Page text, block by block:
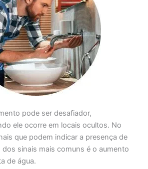
pode ser desafiador,
ele ocorre em locais ocultos. No
que podem indicar a presença de
sinais mais comuns é o aumento
de água.